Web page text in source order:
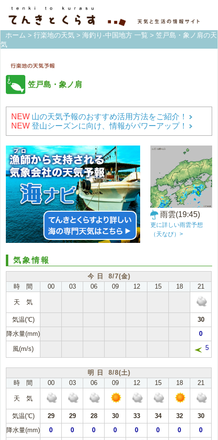
ホーム > 行楽地の天気 > 海釣り-中国地方 一覧 > 笠戸島・象ノ肩の天
気
笠戸島・象ノ肩
NEW 山の天気予報のおすすめ活用方法をご紹介！
NEW 登山シーズンに向け、情報がパワーアップ！
雨雲(19:45)
更に詳しい雨雲予想
（天なび）>
気象情報
今 日 8/7(金)
時 間
00 03 06 09 12 15 18 21
天 気
気温(℃)
30
降水量(mm)
0
風(m/s) 5
明 日 8/8(土)
時 間
00 03 06 09 12 15 18 21
天 気
気温(℃) 29 29 28 30 33 34 32
30
降水量(mm)
0 0 0 0 0 0 0 0